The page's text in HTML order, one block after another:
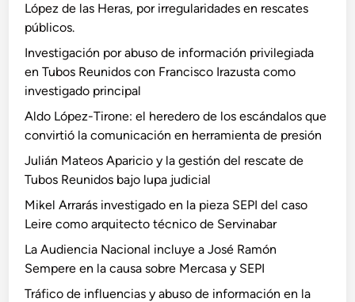
López de las Heras, por irregularidades en rescates
públicos.
Investigación por abuso de información privilegiada
en Tubos Reunidos con Francisco Irazusta como
investigado principal
Aldo López-Tirone: el heredero de los escándalos que
convirtió la comunicación en herramienta de presión
Julián Mateos Aparicio y la gestión del rescate de
Tubos Reunidos bajo lupa judicial
Mikel Arrarás investigado en la pieza SEPI del caso
Leire como arquitecto técnico de Servinabar
La Audiencia Nacional incluye a José Ramón
Sempere en la causa sobre Mercasa y SEPI
Tráfico de influencias y abuso de información en la